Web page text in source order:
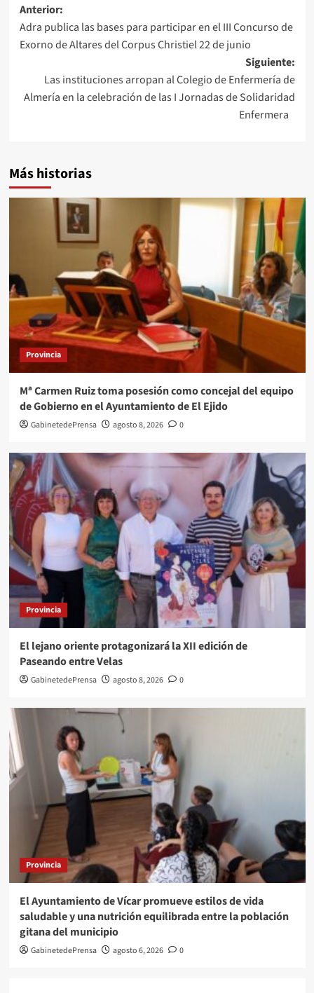
Navegación
de
entradas
Anterior:
Adra publica las bases para participar en el III Concurso de
Exorno de Altares del Corpus Christiel 22 de junio
Siguiente:
Las instituciones arropan al Colegio de Enfermería de
Almería en la celebración de las I Jornadas de Solidaridad
Enfermera
Más historias
Provincia
Mª Carmen Ruiz toma posesión como concejal del equipo
de Gobierno en el Ayuntamiento de El Ejido
GabinetedePrensa agosto 8, 2026 0
Provincia
El lejano oriente protagonizará la XII edición de
Paseando entre Velas
GabinetedePrensa agosto 8, 2026 0
Provincia
El Ayuntamiento de Vícar promueve estilos de vida
saludable y una nutrición equilibrada entre la población
gitana del municipio
GabinetedePrensa agosto 6, 2026 0